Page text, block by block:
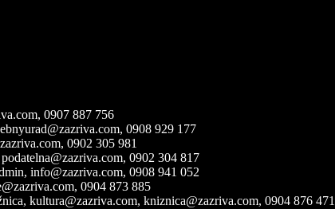
0907 887 756
0908 929 177
, 0902 305 981
podatelna@zazriva.com, 0902 304 817
info@zazriva.com, 0908 941 052
, 0904 873 885
kultura@zazriva.com, kniznica@zazriva.com, 0904 876 471